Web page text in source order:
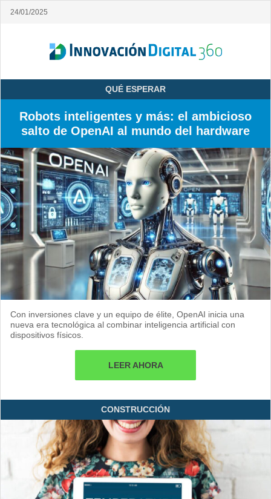
24/01/2025
QUÉ ESPERAR
Robots inteligentes y más: el ambicioso
salto de OpenAI al mundo del hardware
Con inversiones clave y un equipo de élite, OpenAI inicia una
nueva era tecnológica al combinar inteligencia artificial con
dispositivos físicos.
LEER AHORA
CONSTRUCCIÓN